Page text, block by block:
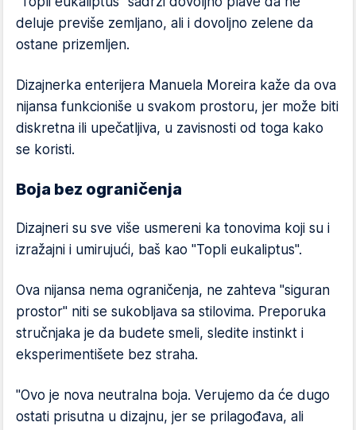
deluje previše zemljano, ali i dovoljno zelene da
ostane prizemljen.
Dizajnerka enterijera Manuela Moreira kaže da ova
nijansa funkcioniše u svakom prostoru, jer može biti
diskretna ili upečatljiva, u zavisnosti od toga kako
se koristi.
Boja bez ograničenja
Dizajneri su sve više usmereni ka tonovima koji su i
izražajni i umirujući, baš kao "Topli eukaliptus".
Ova nijansa nema ograničenja, ne zahteva "siguran
prostor" niti se sukobljava sa stilovima. Preporuka
stručnjaka je da budete smeli, sledite instinkt i
eksperimentišete bez straha.
"Ovo je nova neutralna boja. Verujemo da će dugo
ostati prisutna u dizajnu, jer se prilagođava, ali